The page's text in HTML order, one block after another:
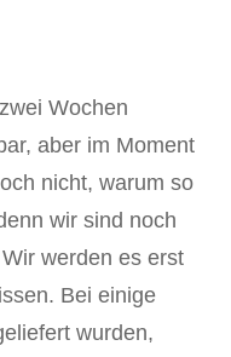
Wochen
aber im Moment
nicht, warum so
wir sind noch
werden es erst
Bei einige
wurden,